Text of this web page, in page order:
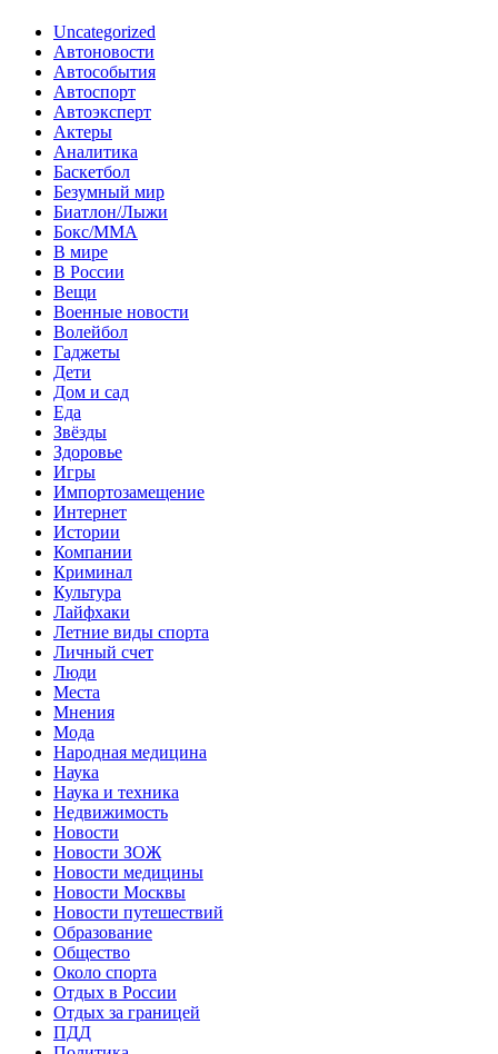
Uncategorized
Автоновости
Автособытия
Автоспорт
Автоэксперт
Актеры
Аналитика
Баскетбол
Безумный мир
Биатлон/Лыжи
Бокс/MMA
В мире
В России
Вещи
Военные новости
Волейбол
Гаджеты
Дети
Дом и сад
Еда
Звёзды
Здоровье
Игры
Импортозамещение
Интернет
Истории
Компании
Криминал
Культура
Лайфхаки
Летние виды спорта
Личный счет
Люди
Места
Мнения
Мода
Народная медицина
Наука
Наука и техника
Недвижимость
Новости
Новости ЗОЖ
Новости медицины
Новости Москвы
Новости путешествий
Образование
Общество
Около спорта
Отдых в России
Отдых за границей
ПДД